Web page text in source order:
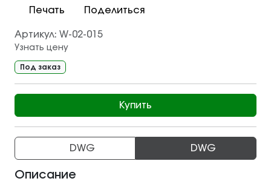
Печать Поделиться
Артикул: W-02-015
Узнать цену
Под заказ
Купить
DWG DWG
Описание